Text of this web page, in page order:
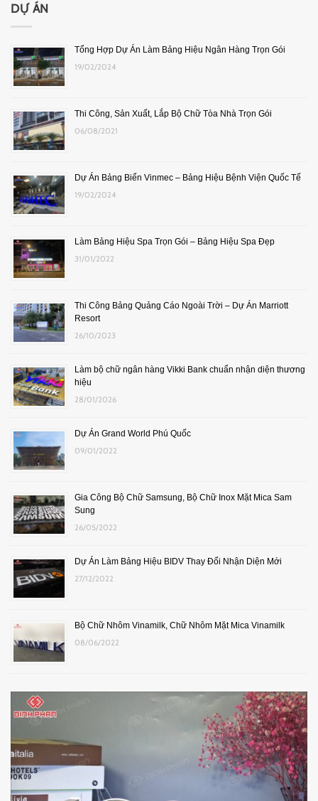
DỰ ÁN
Tổng Hợp Dự Án Làm Bảng Hiệu Ngân Hàng Trọn Gói
19/02/2024
Thi Công, Sản Xuất, Lắp Bộ Chữ Tòa Nhà Trọn Gói
06/08/2021
Dự Án Bảng Biển Vinmec – Bảng Hiệu Bệnh Viện Quốc Tế
19/02/2024
Làm Bảng Hiệu Spa Trọn Gói – Bảng Hiệu Spa Đẹp
31/01/2022
Thi Công Bảng Quảng Cáo Ngoài Trời – Dự Án Marriott
Resort
26/10/2023
Làm bộ chữ ngân hàng Vikki Bank chuẩn nhận diện thương
hiệu
28/01/2026
Dự Án Grand World Phú Quốc
09/01/2022
Gia Công Bộ Chữ Samsung, Bộ Chữ Inox Mặt Mica Sam
Sung
26/05/2022
Dự Án Làm Bảng Hiệu BIDV Thay Đổi Nhận Diện Mới
27/12/2022
Bộ Chữ Nhôm Vinamilk, Chữ Nhôm Mặt Mica Vinamilk
08/06/2022